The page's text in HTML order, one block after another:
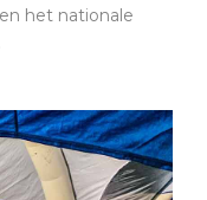
het nationale